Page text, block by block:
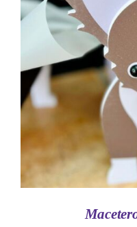
AÑADIR
DETALLES